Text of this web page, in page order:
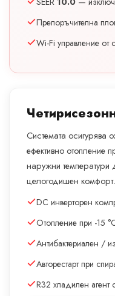
Препоръчителна
Wi-Fi управление от
Системата осигурява
ефективно отопление
наружни
целогодишен комфорт.
DC инверторен
Отопление при -15
Антибактериален /
Авторестарт при
R32 хладилен агент